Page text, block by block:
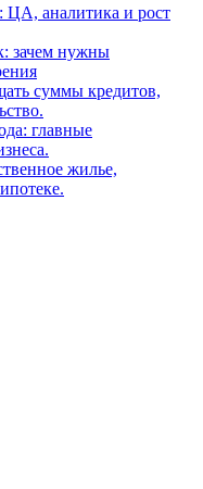
ЦА, аналитика и рост
зачем нужны
суммы кредитов,
главные
жилье,